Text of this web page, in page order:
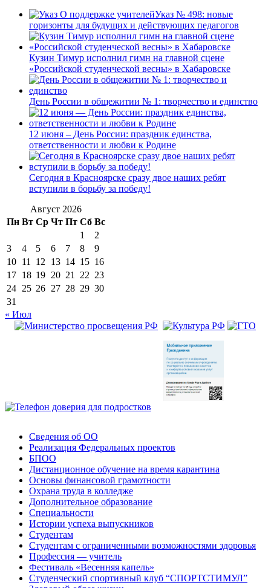
Указ № 498: новые
горизонты для будущих и действующих педагогов
Кузин Тимур исполнил гимн на главной сцене
«Российской студенческой весны» в Хабаровске
День России в общежитии № 1: творчество и единство
12 июня – День России: праздник единства,
ответственности и любви к Родине
Сегодня в Красноярске сразу двое наших ребят
вступили в борьбу за победу!
Август 2026
Пн Вт Ср Чт Пт Сб Вс
1
2
3
4 5 6 7 8
9
10 11 12 13 14 15 16
17 18 19 20 21 22 23
24 25 26 27 28 29 30
31
« Июл
Сведения об ОО
Реализация Федеральных проектов
БПОО
Дистанционное обучение на время карантина
Основы финансовой грамотности
Охрана труда в колледже
Дополнительное образование
Специальности
Истории успеха выпускников
Студентам
Студентам с ограниченными возможностями здоровья
Профессия — учитель
Фестиваль «Весенняя капель»
Студенческий спортивный клуб “СПОРТСТИМУЛ”